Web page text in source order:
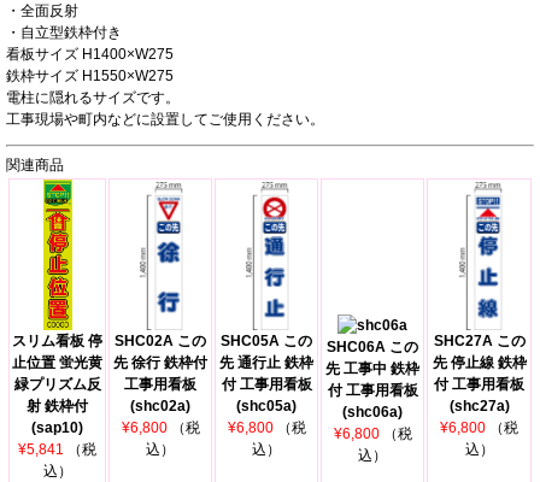
・全面反射
・自立型鉄枠付き
看板サイズ H1400×W275
鉄枠サイズ H1550×W275
電柱に隠れるサイズです。
工事現場や町内などに設置してご使用ください。
関連商品
スリム看板 停
止位置 蛍光黄
緑プリズム反
射 鉄枠付
(sap10)
¥5,841
（税
込）
SHC02A この
先 徐行 鉄枠付
工事用看板
(shc02a)
¥6,800
（税
込）
SHC05A この
先 通行止 鉄枠
付 工事用看板
(shc05a)
¥6,800
（税
込）
SHC06A この
先 工事中 鉄枠
付 工事用看板
(shc06a)
¥6,800
（税
込）
SHC27A この
先 停止線 鉄枠
付 工事用看板
(shc27a)
¥6,800
（税
込）